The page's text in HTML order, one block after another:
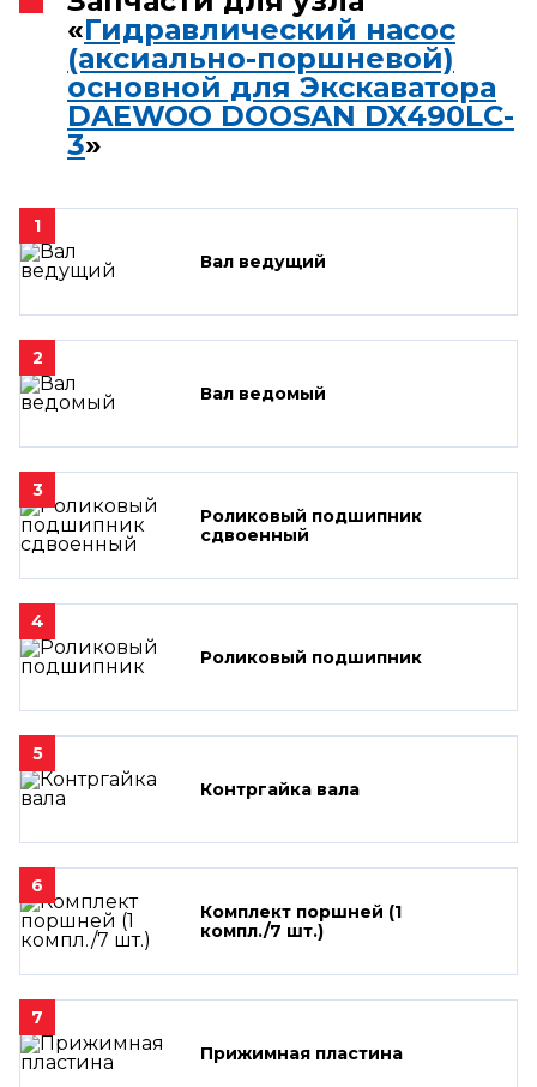
«Гидравлический насос
(аксиально-поршневой)
основной для Экскаватора
DAEWOO DOOSAN DX490LC-
3»
1
Вал ведущий
2
Вал ведомый
3
Роликовый подшипник
сдвоенный
4
Роликовый подшипник
5
Контргайка вала
6
Комплект поршней (1
компл./7 шт.)
7
Прижимная пластина